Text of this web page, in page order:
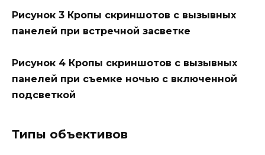
Рисунок 3 Кропы скриншотов с вызывных
панелей при встречной засветке
Рисунок 4 Кропы скриншотов с вызывных
панелей при съемке ночью с включенной
подсветкой
Типы объективов